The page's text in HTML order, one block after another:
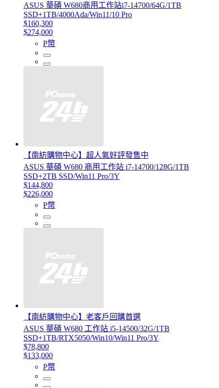
ASUS 華碩 W680商用工作站i7-14700/64G/1TB
SSD+1TB/4000Ada/Win11/10 Pro
$160,300
$274,000
P幣
【南紡購物中心】超人氣好評發售中
ASUS 華碩 W680 商用工作站 i7-14700/128G/1TB
SSD+2TB SSD/Win11 Pro/3Y
$144,800
$226,000
P幣
【南紡購物中心】老客戶回購首選
ASUS 華碩 W680 工作站 i5-14500/32G/1TB
SSD+1TB/RTX5050/Win10/Win11 Pro/3Y
$78,800
$133,000
P幣